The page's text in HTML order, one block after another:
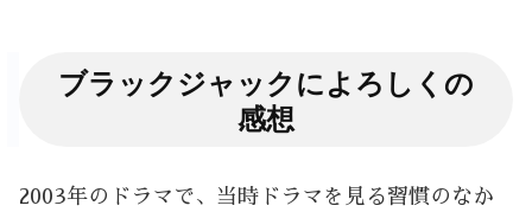
ブラックジャックによろしくの
感想
2003年のドラマで、当時ドラマを見る習慣のなか